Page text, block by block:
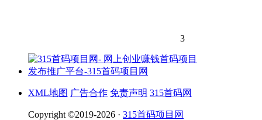
3
XML地图 广告合作 免责声明 315首码网
Copyright ©2019-2026 · 315首码项目网